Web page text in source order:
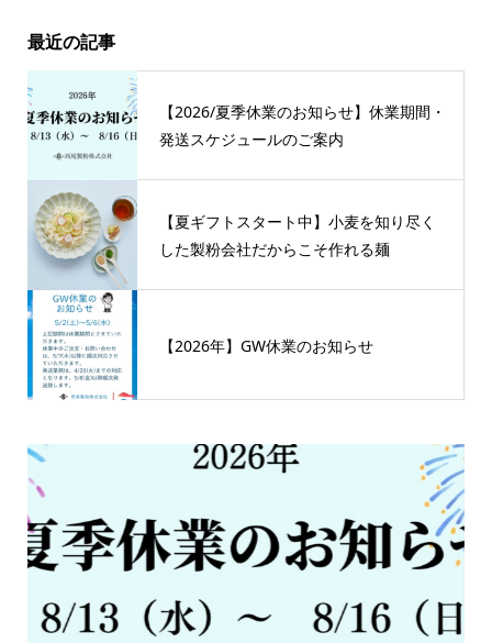
最近の記事
【2026/夏季休業のお知らせ】休業期間・
発送スケジュールのご案内
【夏ギフトスタート中】小麦を知り尽く
した製粉会社だからこそ作れる麺
【2026年】GW休業のお知らせ